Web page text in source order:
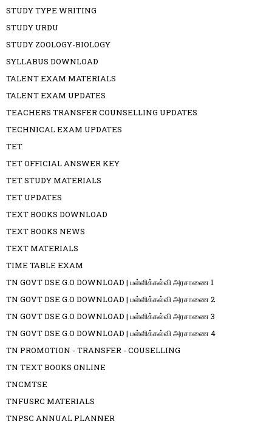
STUDY TYPE WRITING
STUDY URDU
STUDY ZOOLOGY-BIOLOGY
SYLLABUS DOWNLOAD
TALENT EXAM MATERIALS
TALENT EXAM UPDATES
TEACHERS TRANSFER COUNSELLING UPDATES
TECHNICAL EXAM UPDATES
TET
TET OFFICIAL ANSWER KEY
TET STUDY MATERIALS
TET UPDATES
TEXT BOOKS DOWNLOAD
TEXT BOOKS NEWS
TEXT MATERIALS
TIME TABLE EXAM
TN GOVT DSE G.O DOWNLOAD | பள்ளிக்கல்வி அரசாணை 1
TN GOVT DSE G.O DOWNLOAD | பள்ளிக்கல்வி அரசாணை 2
TN GOVT DSE G.O DOWNLOAD | பள்ளிக்கல்வி அரசாணை 3
TN GOVT DSE G.O DOWNLOAD | பள்ளிக்கல்வி அரசாணை 4
TN PROMOTION - TRANSFER - COUSELLING
TN TEXT BOOKS ONLINE
TNCMTSE
TNFUSRC MATERIALS
TNPSC ANNUAL PLANNER